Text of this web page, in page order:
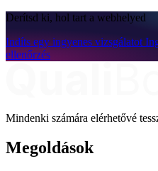
Derítsd ki, hol tart a webhelyed
Indíts egy ingyenes vizsgálatot
ellenőrzés
Mindenki számára elérhetővé
Megoldások